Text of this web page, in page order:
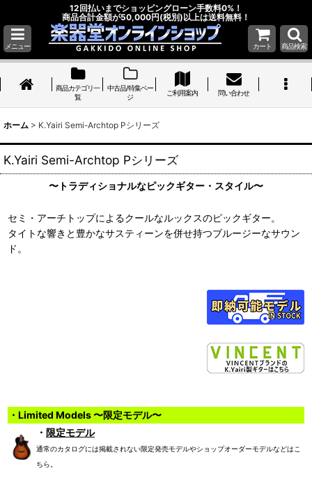
12回払いまでショッピングローン手数料0%！
商品合計金額が50,000円(税別)以上は送料無料！
メニュー カート 商品検索
商品カテゴリ一
覧
中古品/特集ペー
ジ
ご利用案内 問い合わせ
ホーム > K.Yairi Semi-Archtop Pシリーズ
K.Yairi Semi-Archtop Pシリーズ
〜トラディショナルなピックギター・スタイル〜
セミ・アーチトップによるクールなルックスのピックギター。
タイトな響きと豊かなサスティーンを併せ持つブルージーなサウン
ド。
・Limited Models 〜限定モデル〜
・ 限定モデル
通常のカタログには掲載されない限定発売モデルやショップオーダーモデルなどはこ
ちら。